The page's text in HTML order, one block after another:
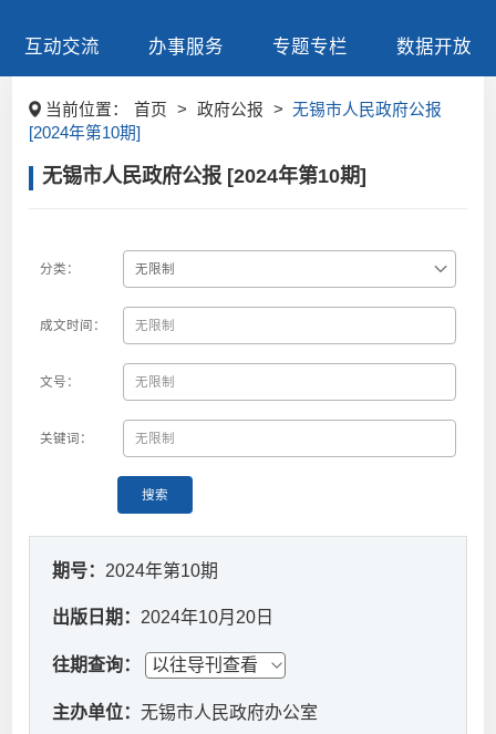
互动交流 办事服务 专题专栏 数据开放
当前位置： 首页 > 政府公报 > 无锡市人民政府公报
[2024年第10期]
无锡市人民政府公报 [2024年第10期]
分类：
成文时间：
文号：
关键词：
搜索
期号： 2024年第10期
出版日期： 2024年10月20日
往期查询：
主办单位：无锡市人民政府办公室